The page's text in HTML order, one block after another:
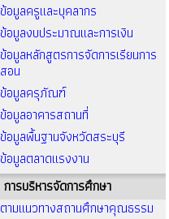
ข้อมูลครูและบุคลากร
ข้อมูลงบประมาณและการเงิน
ข้อมูลหลักสูตรการจัดการเรียนการ
สอน
ข้อมูลครุภัณฑ์
ข้อมูลอาคารสถานที่
ข้อมูลพื้นฐานจังหวัดสระบุรี
ข้อมูลตลาดแรงงาน
การบริหารจัดการศึกษา
ตามแนวทางสถานศึกษาคุณธรรม